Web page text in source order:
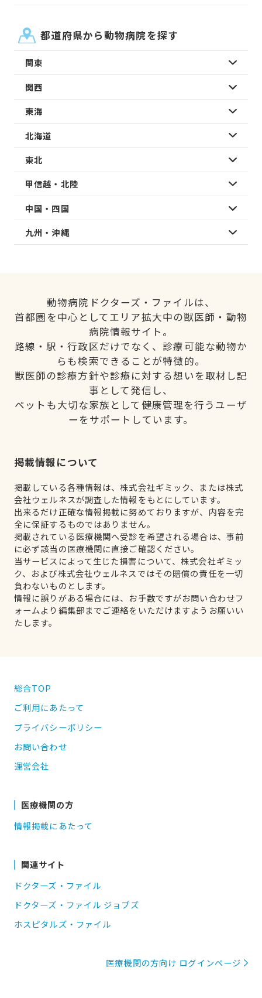
都道府県から動物病院を探す
関東
関西
東海
北海道
東北
甲信越・北陸
中国・四国
九州・沖縄
動物病院ドクターズ・ファイルは、
首都圏を中心としてエリア拡大中の獣医師・動物
病院情報サイト。
路線・駅・行政区だけでなく、診療可能な動物か
らも検索できることが特徴的。
獣医師の診療方針や診療に対する想いを取材し記
事として発信し、
ペットも大切な家族として健康管理を行うユーザ
ーをサポートしています。
掲載情報について
掲載している各種情報は、株式会社ギミック、または株式
会社ウェルネスが調査した情報をもとにしています。
出来るだけ正確な情報掲載に努めておりますが、内容を完
全に保証するものではありません。
掲載されている医療機関へ受診を希望される場合は、事前
に必ず該当の医療機関に直接ご確認ください。
当サービスによって生じた損害について、株式会社ギミッ
ク、および株式会社ウェルネスではその賠償の責任を一切
負わないものとします。
情報に誤りがある場合には、お手数ですがお問い合わせフ
ォームより編集部までご連絡をいただけますようお願いい
たします。
総合TOP
ご利用にあたって
プライバシーポリシー
お問い合わせ
運営会社
医療機関の方
情報掲載にあたって
関連サイト
ドクターズ・ファイル
ドクターズ・ファイル ジョブズ
ホスピタルズ・ファイル
医療機関の方向け ログインページ